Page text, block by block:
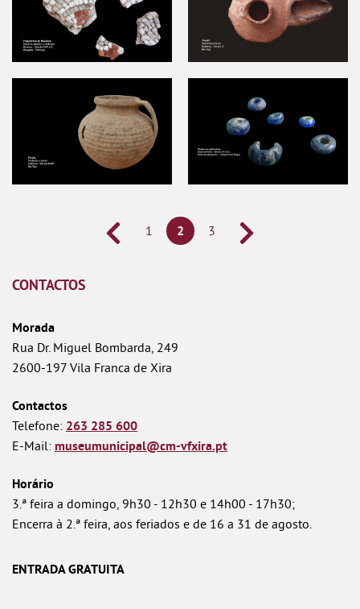
1 2 3
CONTACTOS
Morada
Rua Dr. Miguel Bombarda, 249
2600-197 Vila Franca de Xira
Contactos
Telefone: 263 285 600
E-Mail: museumunicipal@cm-vfxira.pt
Horário
3.ª feira a domingo, 9h30 - 12h30 e 14h00 - 17h30;
Encerra à 2.ª feira, aos feriados e de 16 a 31 de agosto.
ENTRADA GRATUITA